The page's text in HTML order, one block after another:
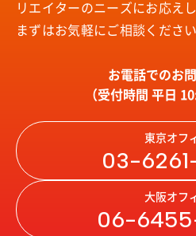
リエイターのニーズにお応えし
まずはお気軽にご相談ください
お電話でのお
（受付時間 平日
東京オフ
03-
大阪オフ
06-